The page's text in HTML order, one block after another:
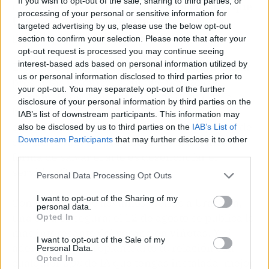
processing of your personal or sensitive information for
targeted advertising by us, please use the below opt-out
section to confirm your selection. Please note that after your
opt-out request is processed you may continue seeing
interest-based ads based on personal information utilized by
us or personal information disclosed to third parties prior to
your opt-out. You may separately opt-out of the further
disclosure of your personal information by third parties on the
IAB’s list of downstream participants. This information may
also be disclosed by us to third parties on the IAB’s List of
Downstream Participants that may further disclose it to other
Personal Data Processing Opt Outs
I want to opt-out of the Sharing of my
personal data.
Opted In
I want to opt-out of the Sale of my
Personal Data.
Opted In
mezcla de ambas, perolo que está claro es que
Urasawa no ha venido a hacer un manga
genérico sobre robots asesinos .
El autor tiene experiencia de sobra para lanzar
preguntas incómodas sin que parezca un
sermón. Si en Monsternos hizo dudar de la
bondad humana y en20th Century Boysnos
enfrentó a la nostalgia manipulada, aquí puede
que nos obligue a preguntarnos si la única
forma de salvar el arte es desenchufar el
servidor. O no.
Con los años que llevamos viendo a Urasawa,
una cosa es segura: el 12 de agosto se publica lo
además te hace replantearte tu relación con
cualquier app